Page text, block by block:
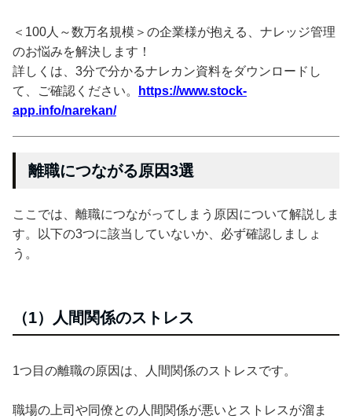
＜100人～数万名規模＞の企業様が抱える、ナレッジ管理
のお悩みを解決します！
詳しくは、3分で分かるナレカン資料をダウンロードし
て、ご確認ください。
https://www.stock-
app.info/narekan/
離職につながる原因3選
ここでは、離職につながってしまう原因について解説しま
す。以下の3つに該当していないか、必ず確認しましょ
う。
（1）人間関係のストレス
1つ目の離職の原因は、人間関係のストレスです。
職場の上司や同僚との人間関係が悪いとストレスが溜ま